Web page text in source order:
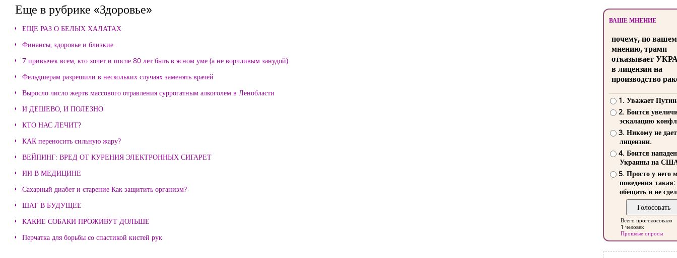
Еще в рубрике «Здоровье»
ЕЩЕ РАЗ О БЕЛЫХ ХАЛАТАХ
Финансы, здоровье и близкие
7 привычек всем, кто хочет и после 80 лет быть в ясном уме (а не ворчливым занудой)
Фельдшерам разрешили в нескольких случаях заменять врачей
Выросло число жертв массового отравления суррогатным алкоголем в Ленобласти
И ДЕШЕВО, И ПОЛЕЗНО
КТО НАС ЛЕЧИТ?
КАК переносить сильную жару?
ВЕЙПИНГ: ВРЕД ОТ КУРЕНИЯ ЭЛЕКТРОННЫХ СИГАРЕТ
ИИ В МЕДИЦИНЕ
Сахарный диабет и старение Как защитить организм?
ШАГ В БУДУЩЕЕ
КАКИЕ СОБАКИ ПРОЖИВУТ ДОЛЬШЕ
Перчатка для борьбы со спастикой кистей рук
ВАШЕ МНЕНИЕ
почему, по
мнению, трамп
отказывает
в лицензии на
производство
1. Уважает
2. Боится
эскалацию
3. Никому не
лицензии.
4. Боится
Украины на
5. Просто у него
поведения такая:
обещать и не
Всего проголосовало
1 человек
Прошлые опросы